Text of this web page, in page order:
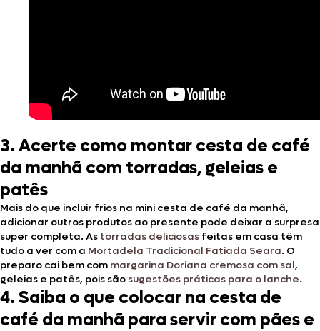
3. Acerte como montar cesta de café
da manhã com torradas, geleias e
patês
Mais do que incluir frios na mini cesta de café da manhã,
adicionar outros produtos ao presente pode deixar a surpresa
super completa. As torradas deliciosas feitas em casa têm
tudo a ver com a Mortadela Tradicional Fatiada Seara. O
preparo cai bem com margarina Doriana cremosa com sal,
geleias e patês, pois são sugestões práticas para o lanche.
4. Saiba o que colocar na cesta de
café da manhã para servir com pães e